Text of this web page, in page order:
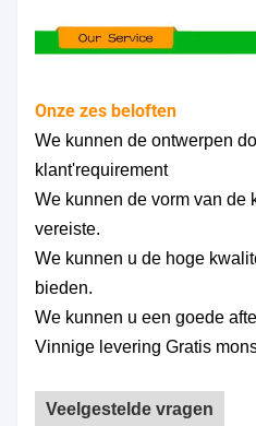
Onze zes beloften
We kunnen de ontwerpen
klant'requirement
We kunnen de vorm van de
vereiste.
We kunnen u de hoge
bieden.
We kunnen u een goede
Vinnige levering Gratis
Veelgestelde vragen